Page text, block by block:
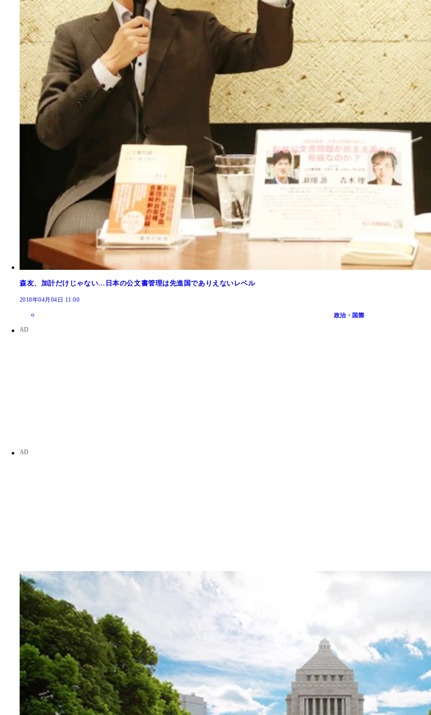
森友、加計だけじゃない…日本の公文書管理は先進国でありえないレベル
2018年04月04日 11:00
政治・国際